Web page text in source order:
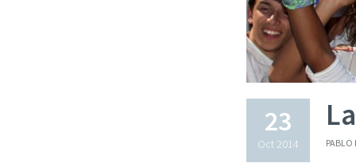
23
Oct 2014 PABLO